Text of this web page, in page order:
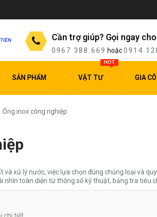
Cần trợ giúp? Gọi ngay
0967 388 669 hoặc0914
SẢN PHẨM VẬT TƯ
HOT
GIA
Ống inox công nghiệp
và xử lý nước, việc lựa chọn đúng chủng loại và
nhìn toàn diện từ thông số kỹ thuật, bảng tra